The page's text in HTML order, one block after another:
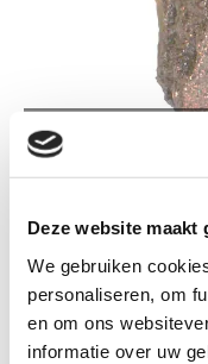
Deze website maakt
We gebruiken
personaliseren, om
en om ons
informatie over uw
TS268
TS268